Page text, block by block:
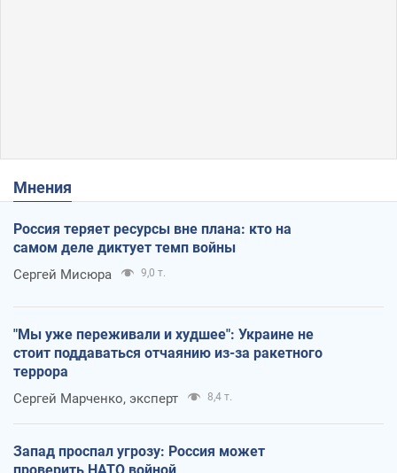
Мнения
Россия теряет ресурсы вне плана: кто на
самом деле диктует темп войны
Сергей Мисюра 9,0 т.
"Мы уже переживали и худшее": Украине не
стоит поддаваться отчаянию из-за ракетного
террора
Сергей Марченко, эксперт 8,4 т.
Запад проспал угрозу: Россия может
проверить НАТО войной